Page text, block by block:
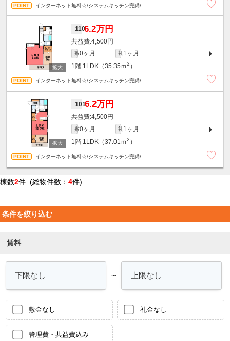
インターネット無料☆/システムキッチン完備/
1106.2万円
4,500円
敷0ヶ月 礼1ヶ月
1階 1LDK（35.35ｍ2 ）
インターネット無料☆/システムキッチン完備/
1016.2万円
4,500円
敷0ヶ月 礼1ヶ月
1階 1LDK（37.01ｍ2 ）
インターネット無料☆/システムキッチン完備/
棟数2件 (総物件数： 4件)
条件を絞り込む
賃料
～
敷金なし 礼金なし
管理費・共益費込み